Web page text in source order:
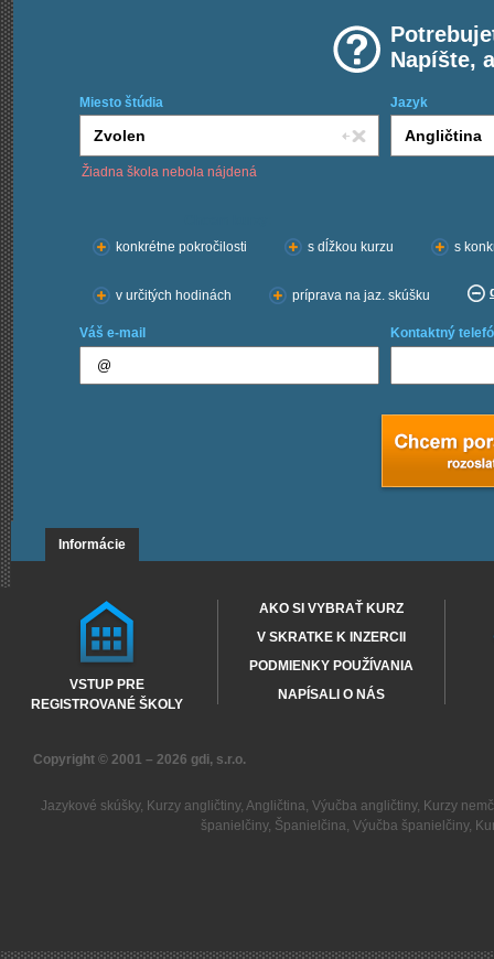
Napíšte,
Miesto štúdia Jazyk
Žiadna škola nebola nájdená
konkrétne pokročilosti
s dĺžkou kurzu s
v určitých hodinách príprava na jaz. skúšku
Váš e-mail Kontaktný
Informácie
VSTUP PRE
REGISTROVANÉ ŠKOLY
AKO SI VYBRAŤ KURZ
V SKRATKE K INZERCII
PODMIENKY POUŽÍVANIA
NAPÍSALI O NÁS
Copyright © 2001 – 2026 gdi, s.r.o.
Jazykové skúšky, Kurzy angličtiny, Angličtina, Výučba angličtiny, Kurzy
španielčiny, Španielčina, Výučba španielčiny,